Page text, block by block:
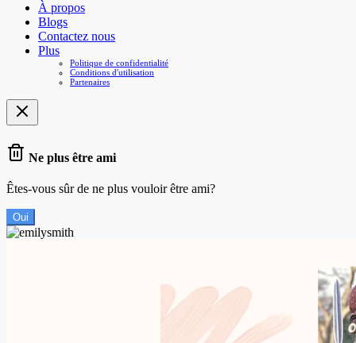
À propos
Blogs
Contactez nous
Plus
Politique de confidentialité
Conditions d'utilisation
Partenaires
Ne plus être ami
Êtes-vous sûr de ne plus vouloir être ami?
Oui